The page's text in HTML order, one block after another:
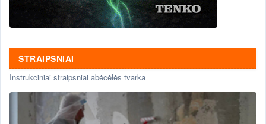
STRAIPSNIAI
Instrukciniai straipsniai abėcėlės tvarka